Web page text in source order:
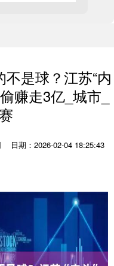
不是球？江苏“内
赚走3亿_城市_
日期：2026-02-04 18:25:43